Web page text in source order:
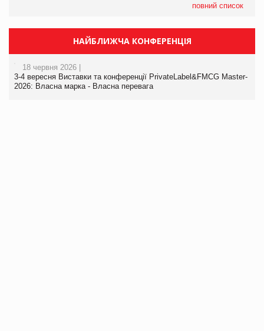
повний список
НАЙБЛИЖЧА КОНФЕРЕНЦІЯ
18 червня 2026 |
3-4 вересня Виставки та конференції PrivateLabel&FMCG Master-
2026: Власна марка - Власна перевага